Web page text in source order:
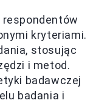
respondentów
kryteriami.
stosując
i metod.
badawczej
badania i